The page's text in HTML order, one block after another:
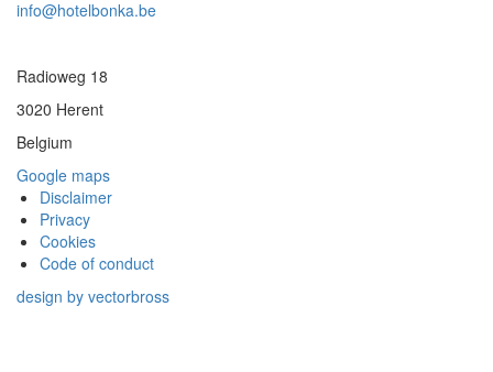
info@hotelbonka.be
Radioweg 18
3020 Herent
Belgium
Google maps
Disclaimer
Privacy
Cookies
Code of conduct
design by vectorbross